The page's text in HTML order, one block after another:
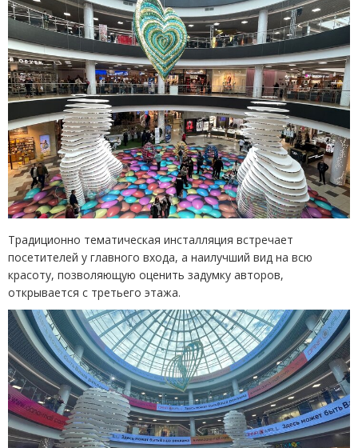
Традиционно тематическая инсталляция встречает
посетителей у главного входа, а наилучший вид на всю
красоту, позволяющую оценить задумку авторов,
открывается с третьего этажа.